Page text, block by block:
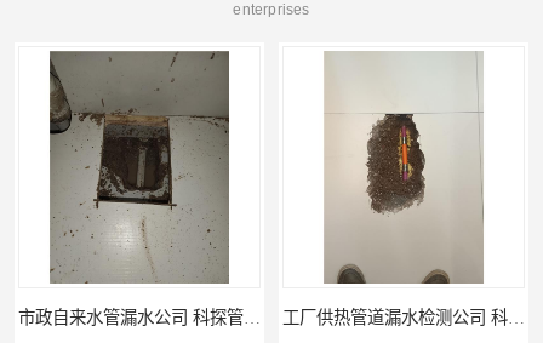
enterprises
工厂供热管道漏水检测公司 科探管道工程 公司仪器测漏电话 科探管道工程